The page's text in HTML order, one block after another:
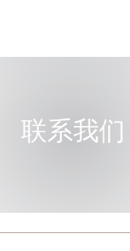
联系我们